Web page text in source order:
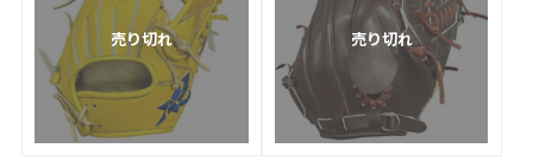
売り切れ 売り切れ